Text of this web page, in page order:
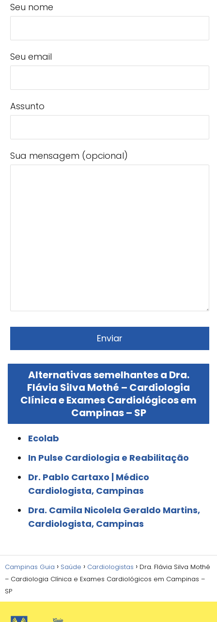
Seu nome
Seu email
Assunto
Sua mensagem (opcional)
Alternativas semelhantes a Dra.
Flávia Silva Mothé – Cardiologia
Clínica e Exames Cardiológicos em
Campinas – SP
Ecolab
In Pulse Cardiologia e Reabilitação
Dr. Pablo Cartaxo | Médico
Cardiologista, Campinas
Dra. Camila Nicolela Geraldo Martins,
Cardiologista, Campinas
Campinas Guia Saúde Cardiologistas
Dra. Flávia Silva Mothé
– Cardiologia Clínica e Exames Cardiológicos em Campinas –
SP